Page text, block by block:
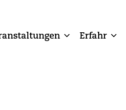
Erfahr